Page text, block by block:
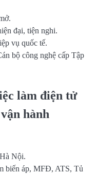
đại, tiện nghi.
vụ quốc tế.
bộ công nghệ cấp Tập
làm điện tử
hành
Nội.
biến áp, MFĐ, ATS, Tủ